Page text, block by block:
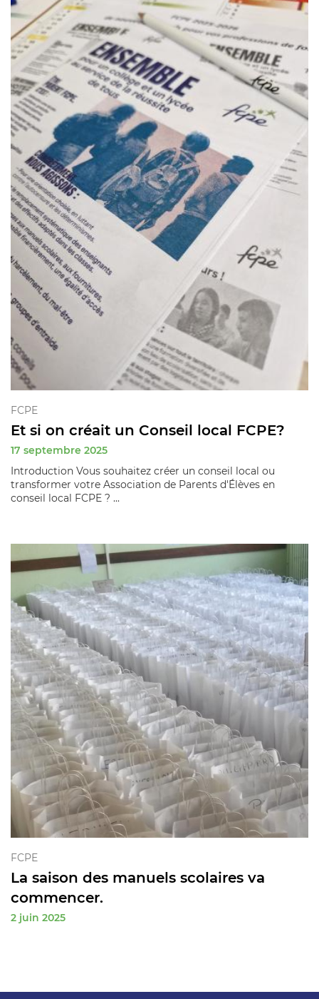
FCPE
Et si on créait un Conseil local FCPE?
17 septembre 2025
Introduction Vous souhaitez créer un conseil local ou
transformer votre Association de Parents d'Élèves en
conseil local FCPE ? ...
FCPE
La saison des manuels scolaires va
commencer.
2 juin 2025